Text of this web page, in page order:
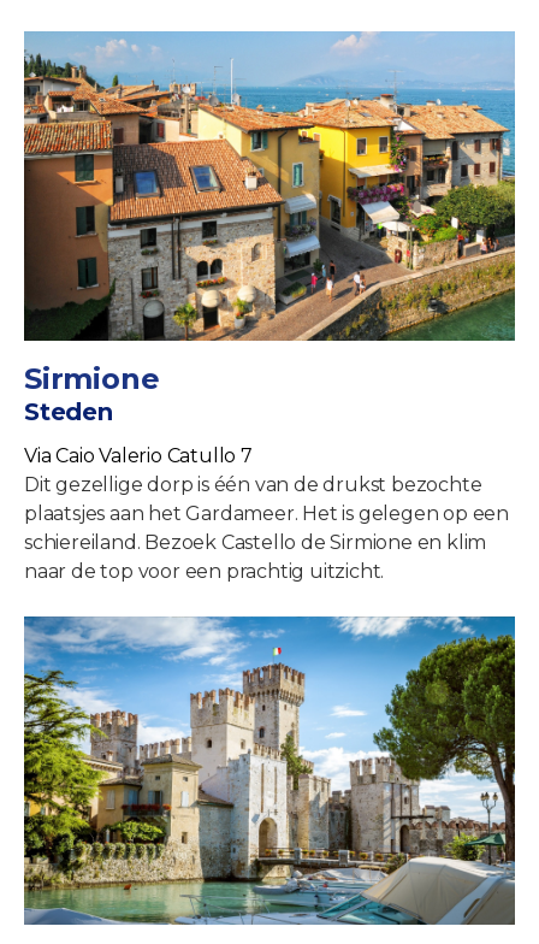
Sirmione
Steden
Via Caio Valerio Catullo 7
Dit gezellige dorp is één van de drukst bezochte
plaatsjes aan het Gardameer. Het is gelegen op een
schiereiland. Bezoek Castello de Sirmione en klim
naar de top voor een prachtig uitzicht.